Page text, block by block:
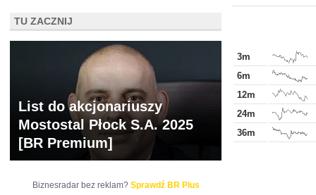
3m
6m
12m
24m
36m
TU ZACZNIJ
List do akcjonariuszy
Mostostal Płock S.A. 2025
[BR Premium]
Biznesradar bez reklam? Sprawdź BR Plus